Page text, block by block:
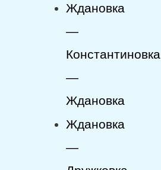
Ждановка
—
Константиновка
—
Ждановка
Ждановка
—